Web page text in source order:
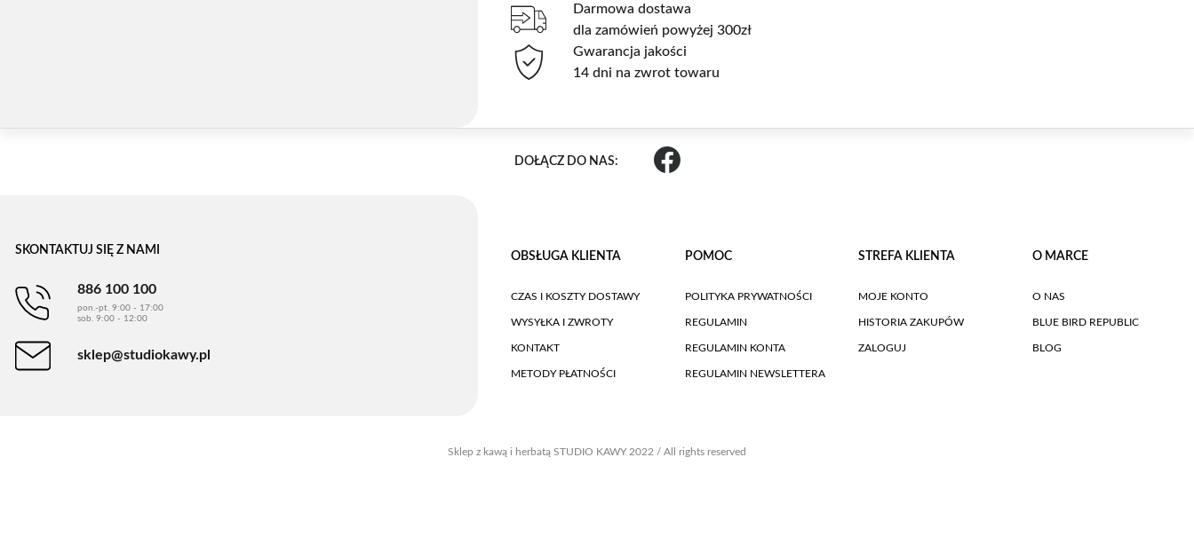
Darmowa dostawa
dla zamówień powyżej 300zł
Gwarancja jakości
14 dni na zwrot towaru
DOŁĄCZ DO NAS:
SKONTAKTUJ SIĘ Z NAMI
886 100 100
pon.-pt. 9:00 - 17:00
sob. 9:00 - 12:00
sklep@studiokawy.pl
OBSŁUGA KLIENTA
CZAS I KOSZTY DOSTAWY
WYSYŁKA I ZWROTY
KONTAKT
METODY PŁATNOŚCI
POMOC
POLITYKA PRYWATNOŚCI
REGULAMIN
REGULAMIN KONTA
REGULAMIN NEWSLETTERA
STREFA KLIENTA
MOJE KONTO
HISTORIA ZAKUPÓW
ZALOGUJ
O MARCE
O NAS
BLUE BIRD REPUBLIC
BLOG
Sklep z kawą i herbatą STUDIO KAWY 2022 / All rights reserved